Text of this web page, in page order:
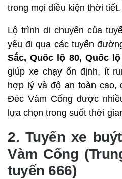
trong mọi điều kiện thời tiết.
Lộ trình di chuyển của
yếu đi qua các tuyến
Sắc, Quốc lộ 80, Quốc
giúp xe chạy ổn định, ít
hợp lý và độ an toàn cao,
Đéc Vàm Cống được
lựa chọn trong suốt thời
2. Tuyến xe
Vàm Cống
tuyến 666)